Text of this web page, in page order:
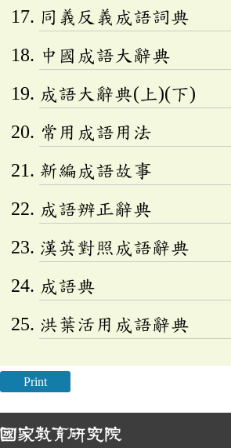
同義反義成語詞典
中國成語大辭典
成語大辭典(上)(下)
常用成語用法
新編成語故事
成語辨正辭典
漢英對照成語辭典
成語典
洪葉活用成語辭典
Print